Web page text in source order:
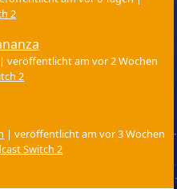
2
|veröffentlicht am vor 2 Wochen
2
|veröffentlicht am vor 3 Wochen
Switch 2